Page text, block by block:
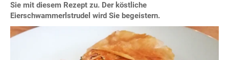
Sie mit diesem Rezept zu. Der köstliche
Eierschwammerlstrudel wird Sie begeistern.